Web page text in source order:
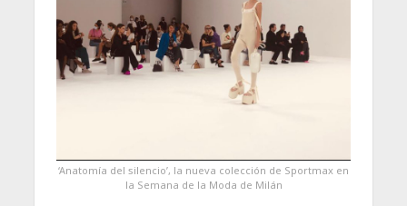
‘Anatomía del silencio’, la nueva colección de Sportmax en
la Semana de la Moda de Milán